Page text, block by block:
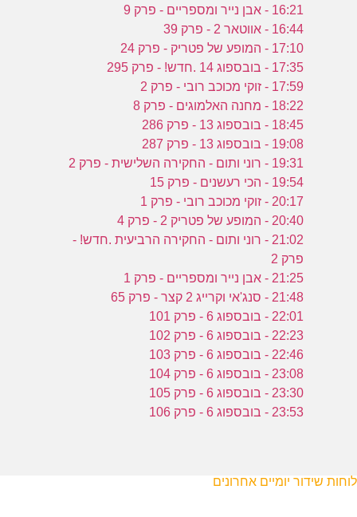
16:21 - אבן נייר ומספריים - פרק 9
16:44 - אווטאר 2 - פרק 39
17:10 - המופע של פטריק - פרק 24
17:35 - בובספוג 14 .חדש! - פרק 295
17:59 - זוקי מכוכב רובי - פרק 2
18:22 - מחנה האלמוגים - פרק 8
18:45 - בובספוג 13 - פרק 286
19:08 - בובספוג 13 - פרק 287
19:31 - רוני ותום - החקירה השלישית - פרק 2
19:54 - הכי רעשנים - פרק 15
20:17 - זוקי מכוכב רובי - פרק 1
20:40 - המופע של פטריק 2 - פרק 4
21:02 - רוני ותום - החקירה הרביעית .חדש! -
פרק 2
21:25 - אבן נייר ומספריים - פרק 1
21:48 - סנג'אי וקרייג 2 קצר - פרק 65
22:01 - בובספוג 6 - פרק 101
22:23 - בובספוג 6 - פרק 102
22:46 - בובספוג 6 - פרק 103
23:08 - בובספוג 6 - פרק 104
23:30 - בובספוג 6 - פרק 105
23:53 - בובספוג 6 - פרק 106
לוחות שידור יומיים אחרונים